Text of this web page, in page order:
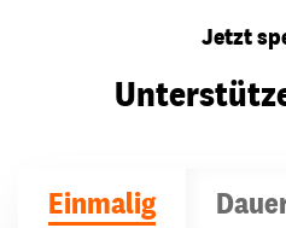
Jetzt
Einmalig